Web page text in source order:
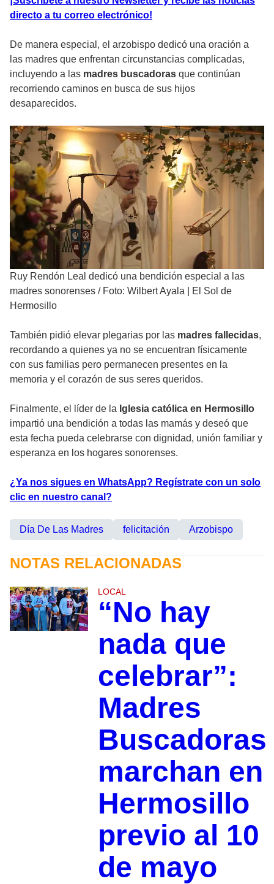
directo a tu correo electrónico!
De manera especial, el arzobispo dedicó una oración a
las madres que enfrentan circunstancias complicadas,
incluyendo a las madres buscadoras que continúan
recorriendo caminos en busca de sus hijos
desaparecidos.
Ruy Rendón Leal dedicó una bendición especial a las
madres sonorenses / Foto: Wilbert Ayala | El Sol de
Hermosillo
También pidió elevar plegarias por las madres fallecidas,
recordando a quienes ya no se encuentran físicamente
con sus familias pero permanecen presentes en la
memoria y el corazón de sus seres queridos.
Finalmente, el líder de la Iglesia católica en Hermosillo
impartió una bendición a todas las mamás y deseó que
esta fecha pueda celebrarse con dignidad, unión familiar y
esperanza en los hogares sonorenses.
¿Ya nos sigues en WhatsApp? Regístrate con un solo
clic en nuestro canal?
Día De Las Madres felicitación Arzobispo
NOTAS RELACIONADAS
LOCAL
“No hay
nada que
celebrar”:
Madres
Buscadoras
marchan en
Hermosillo
previo al 10
de mayo